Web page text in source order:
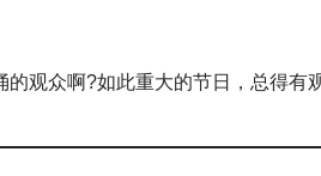
的观众啊?如此重大的节日，总得有